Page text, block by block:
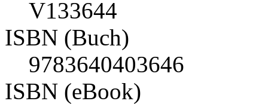
V133644
ISBN (Buch)
9783640403646
ISBN (eBook)